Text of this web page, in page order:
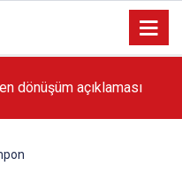
proje gerçekleştirilecek'